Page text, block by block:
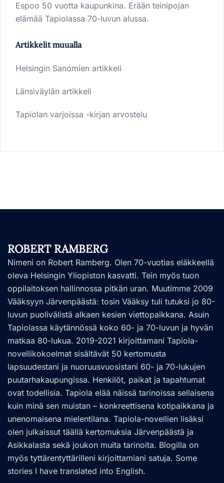
Espoo 50 vuotta kaupunkina. Erään teinipojan
elämää Tapiolassa 70-luvun alussa.
Artikkelit muualla
Helsingin Sanomien artikkeli
Länsiväylän artikkeli
Tapiolan varjoissa -kirjan arvostelu
ROBERT RAMBERG
Nimeni on Robert Ramberg. Olen 70-vuotias eläkkeellä
oleva Helsingin Yliopiston kasvatti. Tein myös tuon
oppilaitoksen hallinnossa pitkän uran. Muutimme 2009
Vääksyyn Järvenpäästä: tosin Vääksy tuli tutuksi jo 80-
luvun puolivälistä alkaen kesien viettopaikkana. Asuin
Tapiolassa käytännössä koko 60- ja 70-luvun ja hyvän
matkaa 80-lukua. 2019-2021 kirjoittamani Tapiola-
novellikokoelmat sisältävät 50 kertomusta
lapsuudestani ja nuoruusvuosistani 60- ja 70-lukujen
puutarhakaupungissa. Henkilöt, paikat ja tapahtumat
ovat todellisia. Tapiola elää näissä tarinoissa sellaisena
kuin minä sen muistan – konkreettisena kotipaikkana ja
unenomaisena mielentilana. Tapiola-novellien lisäksi
olen julkaissut täällä kertomuksia Järvenpäästä ja
Asikkalasta sekä joukon muita tarinoita. Blogilla on
myös tyttärentyttärilleni kirjoittamiani satuja. Some
stories I have translated into English.